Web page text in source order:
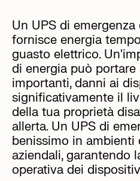
Un UPS di
fornisce energia
guasto elettrico.
di energia può
importanti, danni ai
significativamente il
della tua proprietà
allerta. Un UPS di
benissimo in ambienti
aziendali, garantendo
operativa dei